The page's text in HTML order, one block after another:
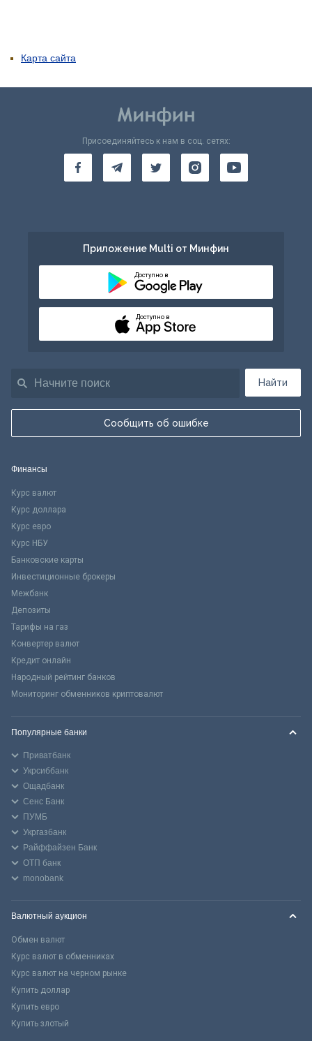
Карта сайта
Найти
Сообщить об ошибке
Присоединяйтесь к нам в соц. сетях:
Приложение Multi от Минфин
Доступно в
Доступно в
Финансы
Курс валют
Курс доллара
Курс евро
Курс НБУ
Банковские карты
Инвестиционные брокеры
Межбанк
Депозиты
Тарифы на газ
Конвертер валют
Кредит онлайн
Народный рейтинг банков
Мониторинг обменников криптовалют
Популярные банки
Приватбанк
Укрсиббанк
Ощадбанк
Сенс Банк
ПУМБ
Укргазбанк
Райффайзен Банк
ОТП банк
monobank
Валютный аукцион
Обмен валют
Курс валют в обменниках
Курс валют на черном рынке
Купить доллар
Купить евро
Купить злотый